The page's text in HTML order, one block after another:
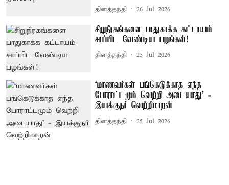
தினத்தந்தி 26 Jul 2026
சிறுநீரகங்களை பாதுகாக்க கட்டாயம்
சாப்பிட வேண்டிய பழங்கள்!
தினத்தந்தி 25 Jul 2026
‘மாணவர்கள் பங்கெடுக்காத எந்த
போராட்டமும் வெற்றி அடையாது’ -
இயக்குநர் வெற்றிமாறன்
தினத்தந்தி 25 Jul 2026